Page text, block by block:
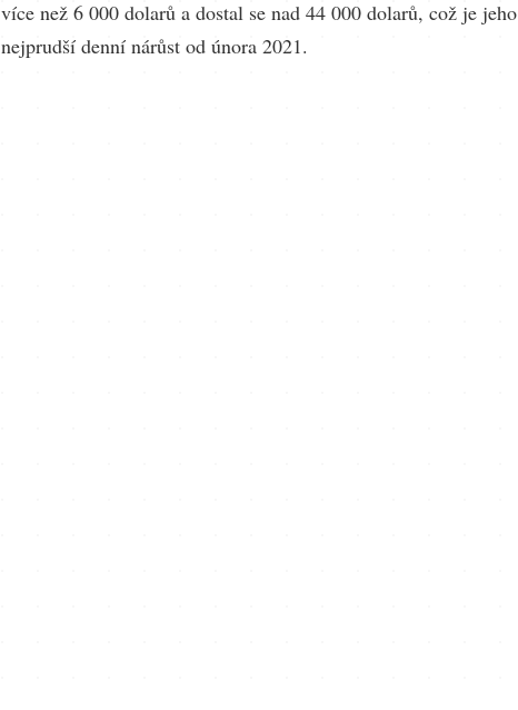
více než 6 000 dolarů a dostal se nad 44 000 dolarů, což je jeho
nejprudší denní nárůst od února 2021.